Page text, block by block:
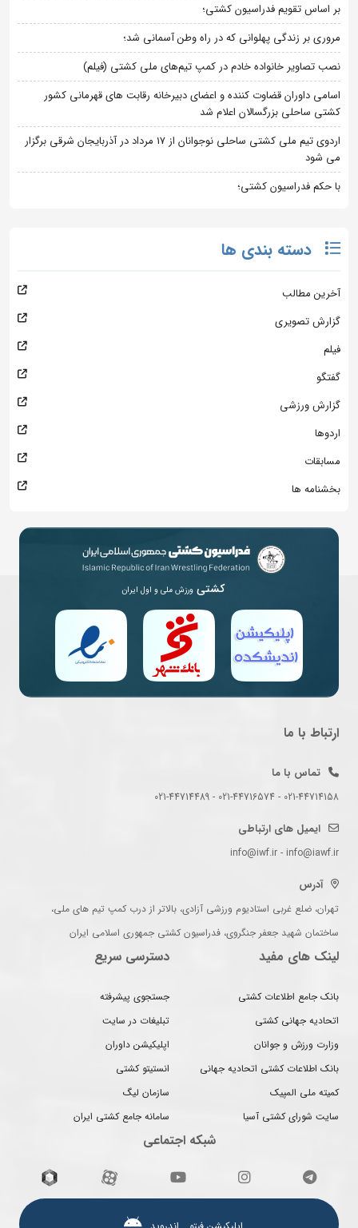
بر اساس تقویم فدراسیون کشتی؛
مروری بر زندگی پهلوانی که در راه وطن آسمانی شد؛
نصب تصاویر خانواده خادم در کمپ تیم‌های ملی کشتی (فیلم)
اسامی داوران قضاوت کننده و اعضای دبیرخانه رقابت های قهرمانی کشور
کشتی ساحلی بزرگسالان اعلام شد
اردوی تیم ملی کشتی ساحلی نوجوانان از 17 مرداد در آذربایجان شرقی برگزار
می شود
با حکم فدراسیون کشتی؛
دسته بندی ها
آخرین مطالب
گزارش تصویری
فیلم
گفتگو
گزارش ورزشی
اردوها
مسابقات
بخشنامه ها
کشتی ورزش ملی و اول ایران
ارتباط با ما
تماس با ما
021-44714158 - 021-44716574 - 021-44714489
ایمیل های ارتباطی
info@iwf.ir - info@iawf.ir
آدرس
تهران، ضلع غربی استادیوم ورزشی آزادی، بالاتر از درب کمپ تیم های ملی،
ساختمان شهید جعفر جنگروی، فدراسیون کشتی جمهوری اسلامی ایران
لینک های مفید
بانک جامع اطلاعات کشتی
اتحادیه جهانی کشتی
وزارت ورزش و جوانان
بانک اطلاعات کشتی اتحادیه جهانی
کمیته ملی المپیک
سایت شورای کشتی آسیا
دسترسی سریع
جستجوی پیشرفته
تبلیغات در سایت
اپلیکیشن داوران
انستیتو کشتی
سازمان لیگ
سامانه جامع کشتی ایران
شبکه اجتماعی